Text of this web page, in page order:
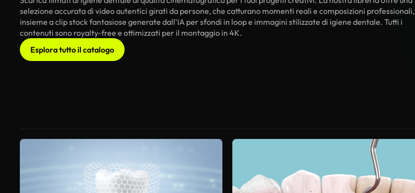
selezione accurata di video autentici girati da persone, che catturano momenti reali e composizioni professionali,
insieme a clip stock fantasiose generate dall'IA per sfondi in loop e immagini stilizzate di igiene dentale. Tutti i
contenuti sono royalty-free e ottimizzati per il montaggio in 4K.
Esplora tutto il catalogo